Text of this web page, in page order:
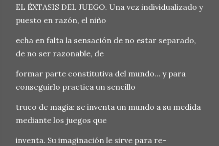
EL ÉXTASIS DEL JUEGO. Una vez individualizado y
puesto en razón, el niño
echa en falta la sensación de no estar separado,
de no ser razonable, de
formar parte constitutiva del mundo… y para
conseguirlo practica un sencillo
truco de magia: se inventa un mundo a su medida
mediante los juegos que
inventa. Su imaginación le sirve para re-